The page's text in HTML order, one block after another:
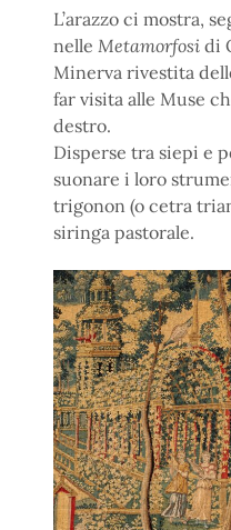
L’arazzo ci mostra,
nelle Metamorfosi di
Minerva rivestita
far visita alle Muse
destro.
Disperse tra siepi e
suonare i loro
trigonon (o cetra
siringa pastorale.